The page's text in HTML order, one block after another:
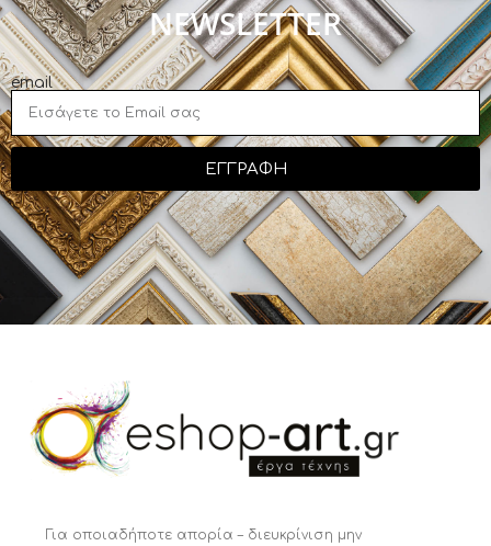
NEWSLETTER
email
ΕΓΓΡΑΦΗ
Για οποιαδήποτε απορία – διευκρίνιση μην